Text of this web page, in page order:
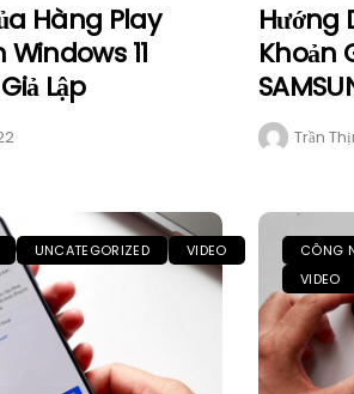
Hàng Play
Windows 11
Lập
Hướng
Khoản
Trần
UNCATEGORIZED VIDEO CÔNG
VIDEO